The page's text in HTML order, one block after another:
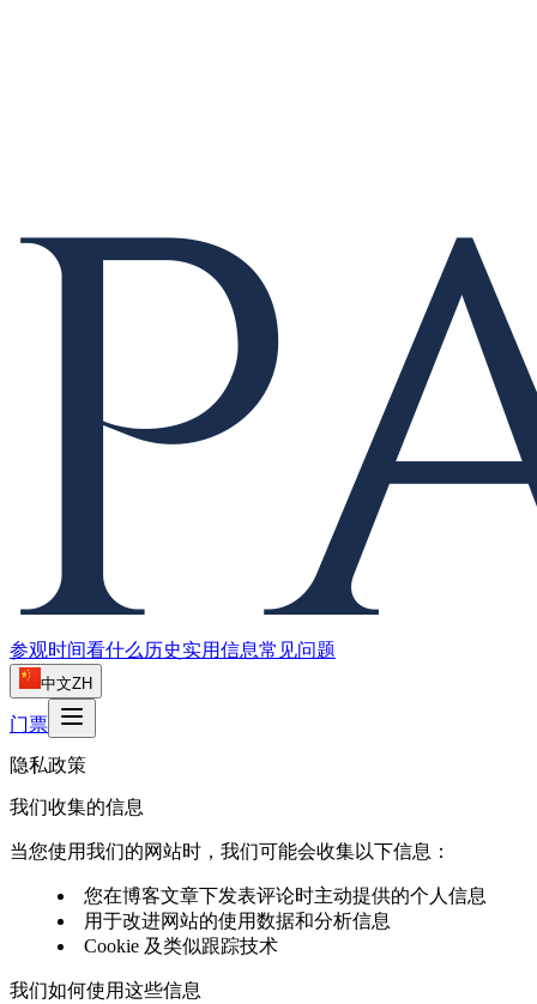
参观时间看什么 历史实用信息常见问题
中文ZH
门票
隐私政策
我们收集的信息
当您使用我们的网站时，我们可能会收集以下信息：
您在博客文章下发表评论时主动提供的个人信息
用于改进网站的使用数据和分析信息
Cookie 及类似跟踪技术
我们如何使用这些信息